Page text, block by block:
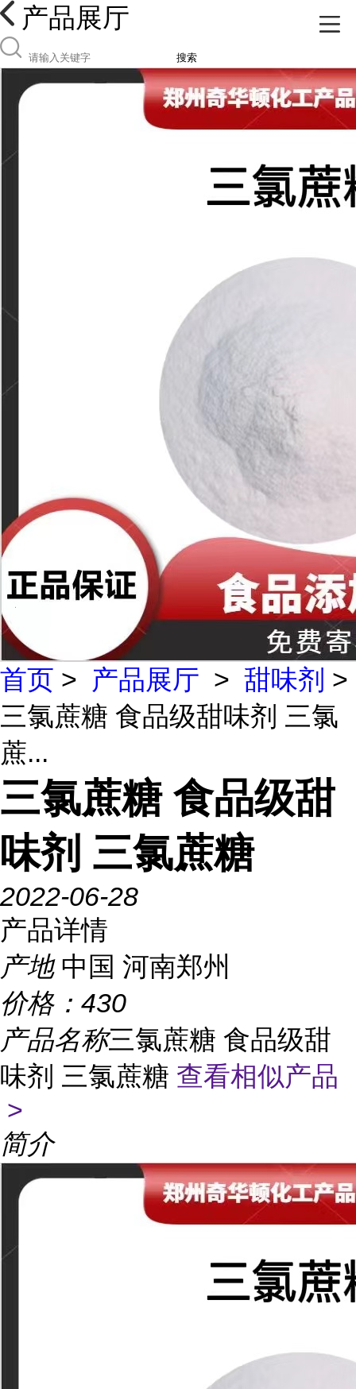
产品展厅
搜索
首页 > 产品展厅 > 甜味剂 >
三氯蔗糖 食品级甜味剂 三氯
蔗...
三氯蔗糖 食品级甜
味剂 三氯蔗糖
2022-06-28
产品详情
产地 中国 河南郑州
价格： 430
产品名称三氯蔗糖 食品级甜
味剂 三氯蔗糖 查看相似产品
>
简介